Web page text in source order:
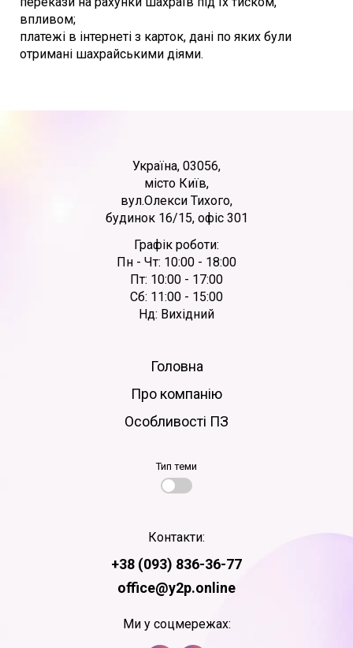
впливом;
платежі в інтернеті з карток, дані по яких були
отримані шахрайськими діями.
Україна, 03056,
місто Київ,
вул.Олекси Тихого,
будинок 16/15, офіс 301
Графік роботи:
Пн - Чт: 10:00 - 18:00
Пт: 10:00 - 17:00
Сб: 11:00 - 15:00
Нд: Вихідний
Головна
Про компанію
Особливості ПЗ
Тип теми
Контакти:
+38 (093) 836-36-77
office@y2p.online
Ми у соцмережах: